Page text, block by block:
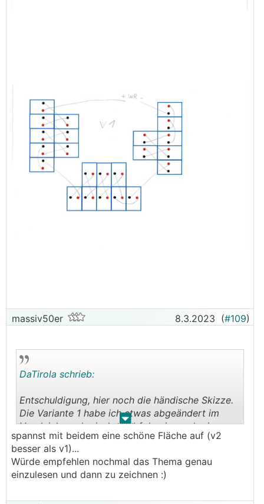
massiv50er 8.3.2023 (#109)
. .
DaTirola schrieb:
Entschuldigung, hier noch die händische Skizze.
Die Variante 1 habe ich etwas abgeändert im
Vergleich zur logischen Abfolge im vorherigen
Post.
spannst mit beidem eine schöne Fläche auf (v2
besser als v1)...
Würde empfehlen nochmal das Thema genau
einzulesen und dann zu zeichnen :)